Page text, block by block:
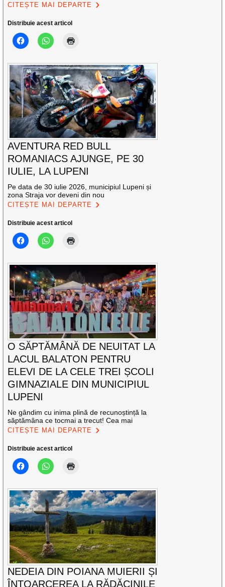
CITEȘTE MAI DEPARTE
Distribuie acest articol
AVENTURA RED BULL
ROMANIACS AJUNGE, PE 30
IULIE, LA LUPENI
Pe data de 30 iulie 2026, municipiul Lupeni și
zona Straja vor deveni din nou
CITEȘTE MAI DEPARTE
Distribuie acest articol
O SĂPTĂMÂNĂ DE NEUITAT LA
LACUL BALATON PENTRU
ELEVI DE LA CELE TREI ȘCOLI
GIMNAZIALE DIN MUNICIPIUL
LUPENI
Ne gândim cu inima plină de recunoștință la
săptămâna ce tocmai a trecut! Cea mai
CITEȘTE MAI DEPARTE
Distribuie acest articol
NEDEIA DIN POIANA MUIERII ȘI
ÎNTOARCEREA LA RĂDĂCINILE